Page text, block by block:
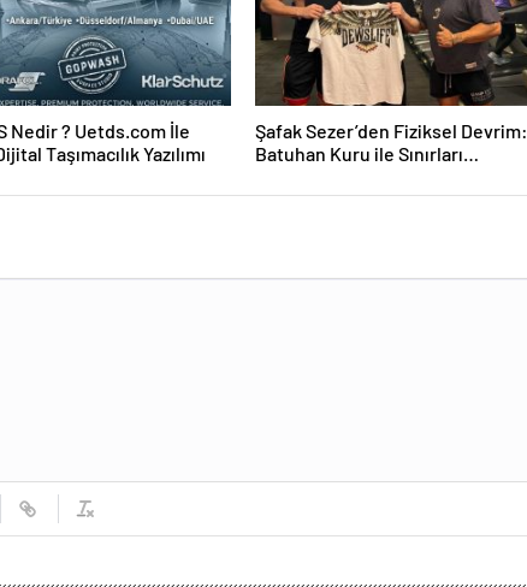
Nedir ? Uetds.com İle
Taşımacılık Yazılımı
Şafak Sezer’den Fiziksel Devrim:
Batuhan Kuru ile Sınırları